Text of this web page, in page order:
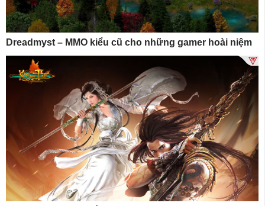
Dreadmyst – MMO kiểu cũ cho những gamer hoài niệm